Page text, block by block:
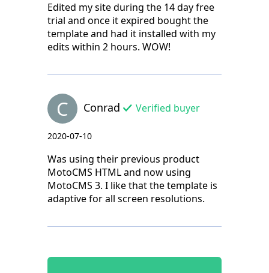
Edited my site during the 14 day free
trial and once it expired bought the
template and had it installed with my
edits within 2 hours. WOW!
C Conrad Verified buyer
2020-07-10
Was using their previous product
MotoCMS HTML and now using
MotoCMS 3. I like that the template is
adaptive for all screen resolutions.